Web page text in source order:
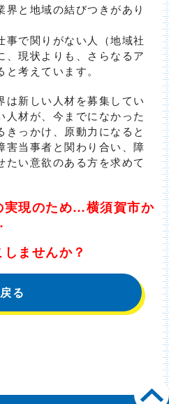
と地域の結びつきがあり
事で関りがない人（地域社
、現状よりも、さらなるア
考えています。
は新しい人材を募集してい
人材が、今までになかった
っかけ、原動力になると
害当事者と関わり合い、障
い意欲のある方を求めて
実現のため…横須賀市か
ませんか？
戻る